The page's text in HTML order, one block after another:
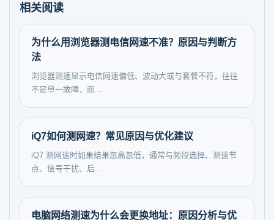
相关阅读
为什么用浏览器测电信网速不准？原因与判断方
法
浏览器测速显示电信网速偏低、波动大或与套餐不符，往往
不是单一故障，而...
iQ7如何测网速？常见原因与优化建议
iQ7 测网速时如果结果忽高忽低，通常与频段选择、测速节
点、信号干扰、后...
电脑网络测速为什么会更换地址：原因分析与优